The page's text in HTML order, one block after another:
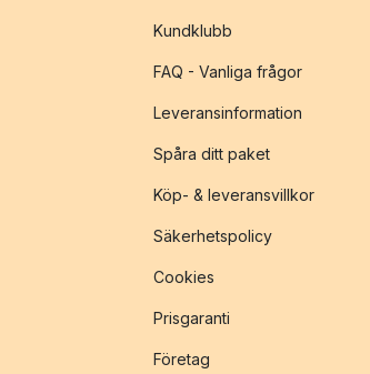
Kundklubb
FAQ - Vanliga frågor
Leveransinformation
Spåra ditt paket
Köp- & leveransvillkor
Säkerhetspolicy
Cookies
Prisgaranti
Företag